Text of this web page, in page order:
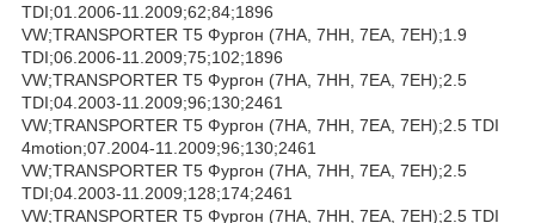
TDI;01.2006-11.2009;62;84;1896
VW;TRANSPORTER T5 Фургон (7HA, 7HH, 7EA, 7EH);1.9
TDI;06.2006-11.2009;75;102;1896
VW;TRANSPORTER T5 Фургон (7HA, 7HH, 7EA, 7EH);2.5
TDI;04.2003-11.2009;96;130;2461
VW;TRANSPORTER T5 Фургон (7HA, 7HH, 7EA, 7EH);2.5 TDI
4motion;07.2004-11.2009;96;130;2461
VW;TRANSPORTER T5 Фургон (7HA, 7HH, 7EA, 7EH);2.5
TDI;04.2003-11.2009;128;174;2461
VW;TRANSPORTER T5 Фургон (7HA, 7HH, 7EA, 7EH);2.5 TDI